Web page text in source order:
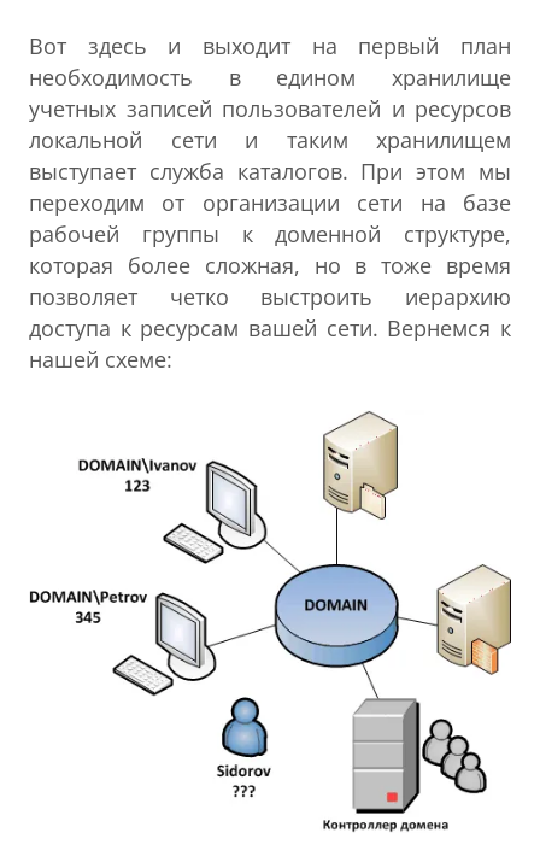
Вот здесь и выходит на первый план
необходимость в едином хранилище
учетных записей пользователей и ресурсов
локальной сети и таким хранилищем
выступает служба каталогов. При этом мы
переходим от организации сети на базе
рабочей группы к доменной структуре,
которая более сложная, но в тоже время
позволяет четко выстроить иерархию
доступа к ресурсам вашей сети. Вернемся к
нашей схеме: